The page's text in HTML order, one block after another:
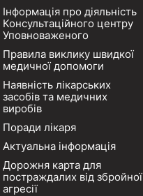
Інформація про діяльність
Консультаційного центру
Уповноваженого
Правила виклику швидкої
медичної допомоги
Наявність лікарських
засобів та медичних
виробів
Поради лікаря
Актуальна інформація
Дорожня карта для
постраждалих від збройної
агресії